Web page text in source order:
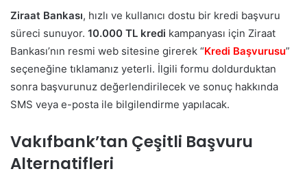
Ziraat Bankası, hızlı ve kullanıcı dostu bir kredi başvuru
süreci sunuyor. 10.000 TL kredi kampanyası için Ziraat
Bankası’nın resmi web sitesine girerek “Kredi Başvurusu”
seçeneğine tıklamanız yeterli. İlgili formu doldurduktan
sonra başvurunuz değerlendirilecek ve sonuç hakkında
SMS veya e-posta ile bilgilendirme yapılacak.
Vakıfbank’tan Çeşitli Başvuru
Alternatifleri